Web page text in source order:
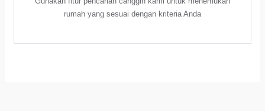
rumah yang sesuai dengan kriteria Anda